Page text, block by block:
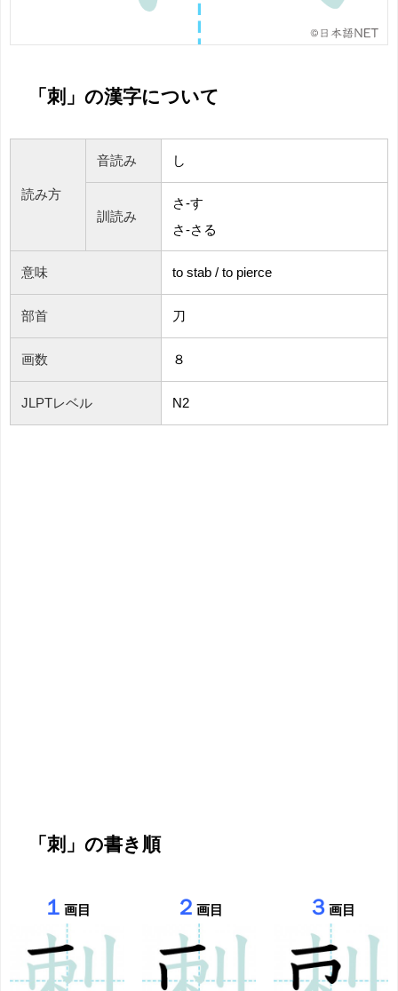
「刺」の漢字について
読み方
音読み し
訓読み
さ-す
さ-さる
意味 to stab / to pierce
部首 刀
画数 ８
JLPTレベル N2
「刺」の書き順
１画目 ２ 画目 ３ 画目